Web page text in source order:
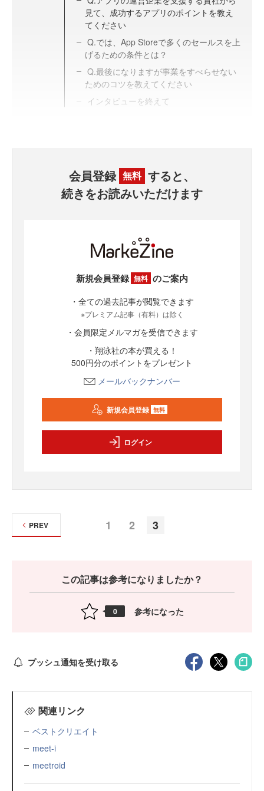
見て、成功するアプリのポイントを教え
てください
Q.では、App Storeで多くのセールスを上
げるための条件とは？
Q.最後になりますが事業をすべらせない
ためのコツを教えてください
インタビューを終えて
会員登録 無料 すると、
続きをお読みいただけます
新規会員登録 無料 のご案内
・全ての過去記事が閲覧できます
※プレミアム記事（有料）は除く
・会員限定メルマガを受信できます
・翔泳社の本が買える！
500円分のポイントをプレゼント
メールバックナンバー
新規会員登録 無料
ログイン
1 2 3
PREV
この記事は参考になりましたか？
0 参考になった
プッシュ通知を受け取る
関連リンク
ベストクリエイト
meet-i
meetroid